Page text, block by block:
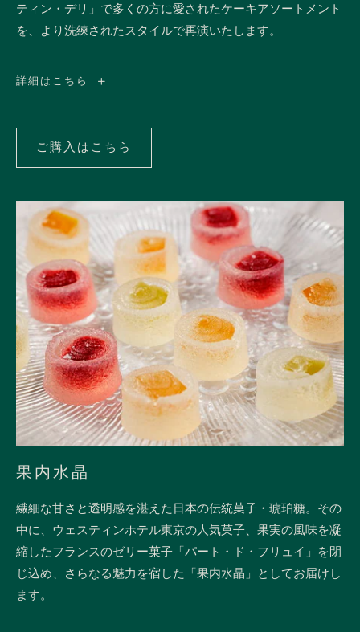
ティン・デリ」で多くの方に愛されたケーキアソートメント
を、より洗練されたスタイルで再演いたします。
詳細はこちら
ミ
ィ
ご購入はこちら
ご
購
ら
果内水晶
繊細な甘さと透明感を湛えた日本の伝統菓子・琥珀糖。その
中に、ウェスティンホテル東京の人気菓子、果実の風味を凝
縮したフランスのゼリー菓子「パート・ド・フリュイ」を閉
じ込め、さらなる魅力を宿した「果内水晶」としてお届けし
ます。